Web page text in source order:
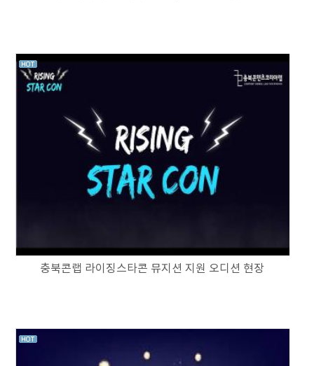
충북콘랩 라이징스타콘 뮤지션 지원 오디션 현장